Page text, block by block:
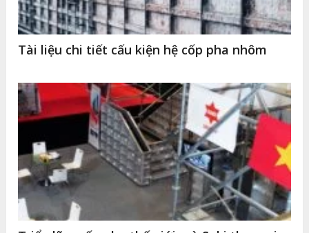
Tài liệu chi tiết cấu kiện hệ cốp pha nhôm